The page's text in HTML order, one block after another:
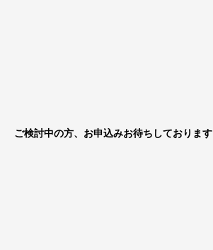
ご検討中の方、お申込みお待ちしております